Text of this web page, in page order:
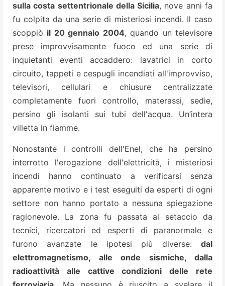
sulla costa settentrionale della Sicilia, nove anni fa
fu colpita da una serie di misteriosi incendi. Il caso
scoppiò il 20 gennaio 2004, quando un televisore
prese improvvisamente fuoco ed una serie di
inquietanti eventi accaddero: lavatrici in corto
circuito, tappeti e cespugli incendiati all'improvviso,
televisori, cellulari e chiusure centralizzate
completamente fuori controllo, materassi, sedie,
persino gli isolanti sui tubi dell'acqua. Un’intera
villetta in fiamme.
Nonostante i controlli dell'Enel, che ha persino
interrotto l'erogazione dell'elettricità, i misteriosi
incendi hanno continuato a verificarsi senza
apparente motivo e i test eseguiti da esperti di ogni
settore non hanno portato a nessuna spiegazione
ragionevole. La zona fu passata al setaccio da
tecnici, ricercatori ed esperti di paranormale e
furono avanzate le ipotesi più diverse: dal
elettromagnetismo, alle onde sismiche, dalla
radioattività alle cattive condizioni delle rete